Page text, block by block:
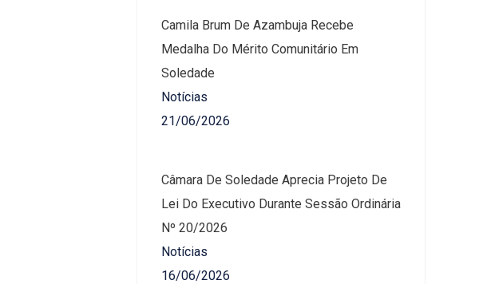
Camila Brum De Azambuja Recebe
Medalha Do Mérito Comunitário Em
Soledade
Notícias
21/06/2026
Câmara De Soledade Aprecia Projeto De
Lei Do Executivo Durante Sessão Ordinária
Nº 20/2026
Notícias
16/06/2026